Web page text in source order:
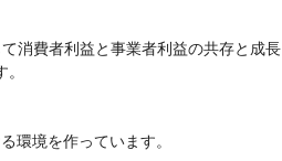
消費者利益と事業者利益の共存と成長
環境を作っています。